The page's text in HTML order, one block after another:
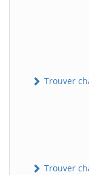
Trouver
Trouver